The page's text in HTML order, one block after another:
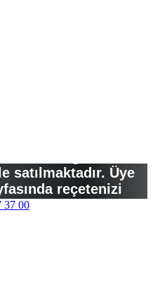
göre
satılmaktadır. Üye
reçetenizi
37 00